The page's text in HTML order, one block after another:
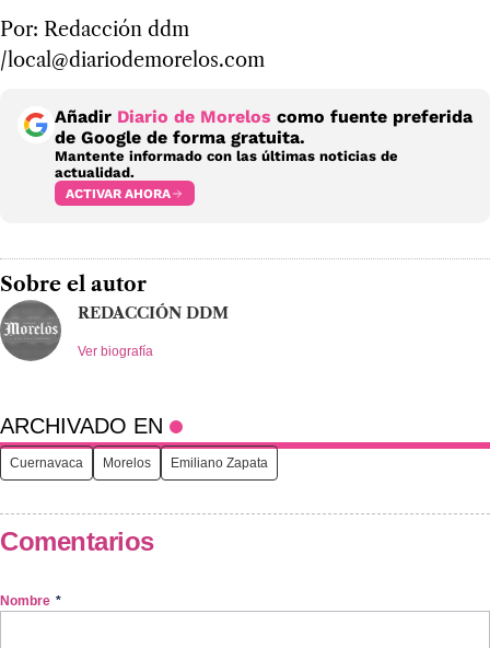
Por: Redacción ddm
/local@diariodemorelos.com
Añadir Diario de Morelos como fuente preferida
de Google de forma gratuita.
Mantente informado con las últimas noticias de
actualidad.
ACTIVAR AHORA
Sobre el autor
REDACCIÓN DDM
Ver biografía
ARCHIVADO EN
Cuernavaca Morelos Emiliano Zapata
Comentarios
Nombre *